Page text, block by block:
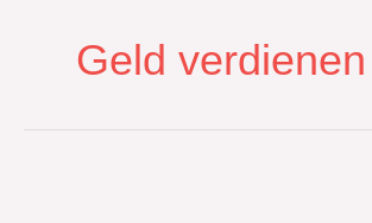
Geld verdienen